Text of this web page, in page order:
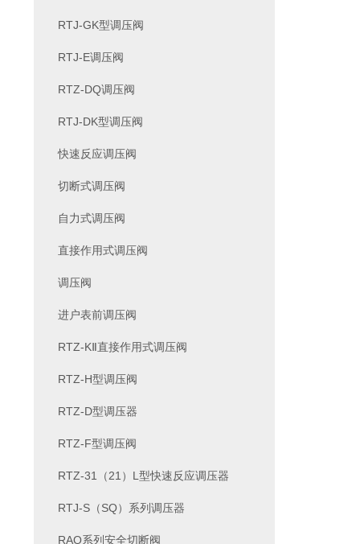
RTJ-GK型调压阀
RTJ-E调压阀
RTZ-DQ调压阀
RTJ-DK型调压阀
快速反应调压阀
切断式调压阀
自力式调压阀
直接作用式调压阀
调压阀
进户表前调压阀
RTZ-KⅡ直接作用式调压阀
RTZ-H型调压阀
RTZ-D型调压器
RTZ-F型调压阀
RTZ-31（21）L型快速反应调压器
RTJ-S（SQ）系列调压器
RAQ系列安全切断阀